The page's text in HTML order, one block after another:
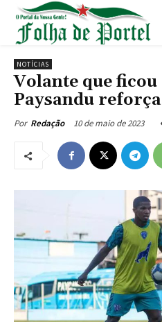
NOTÍCIAS
Volante que ficou
Paysandu
Por Redação 10 de maio de 2023